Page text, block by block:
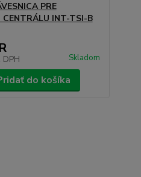
PRE
CENTRÁLU INT-TSI-B
DPH Skladom
do košíka